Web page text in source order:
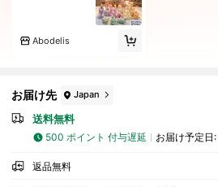
Abodelis
お届け先 Japan
送料無料
500 ポイント 付与遅延 お届け予定日:
返品無料